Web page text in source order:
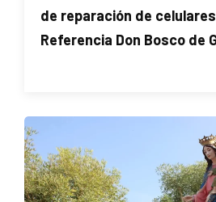
de reparación de
Referencia Don Bosco de